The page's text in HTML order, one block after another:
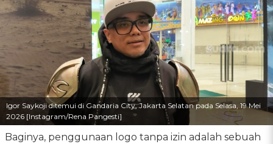
Igor Saykoji ditemui di Gandaria City, Jakarta Selatan pada Selasa, 19 Mei
2026 [Instagram/Rena Pangesti]
Baginya, penggunaan logo tanpa izin adalah sebuah